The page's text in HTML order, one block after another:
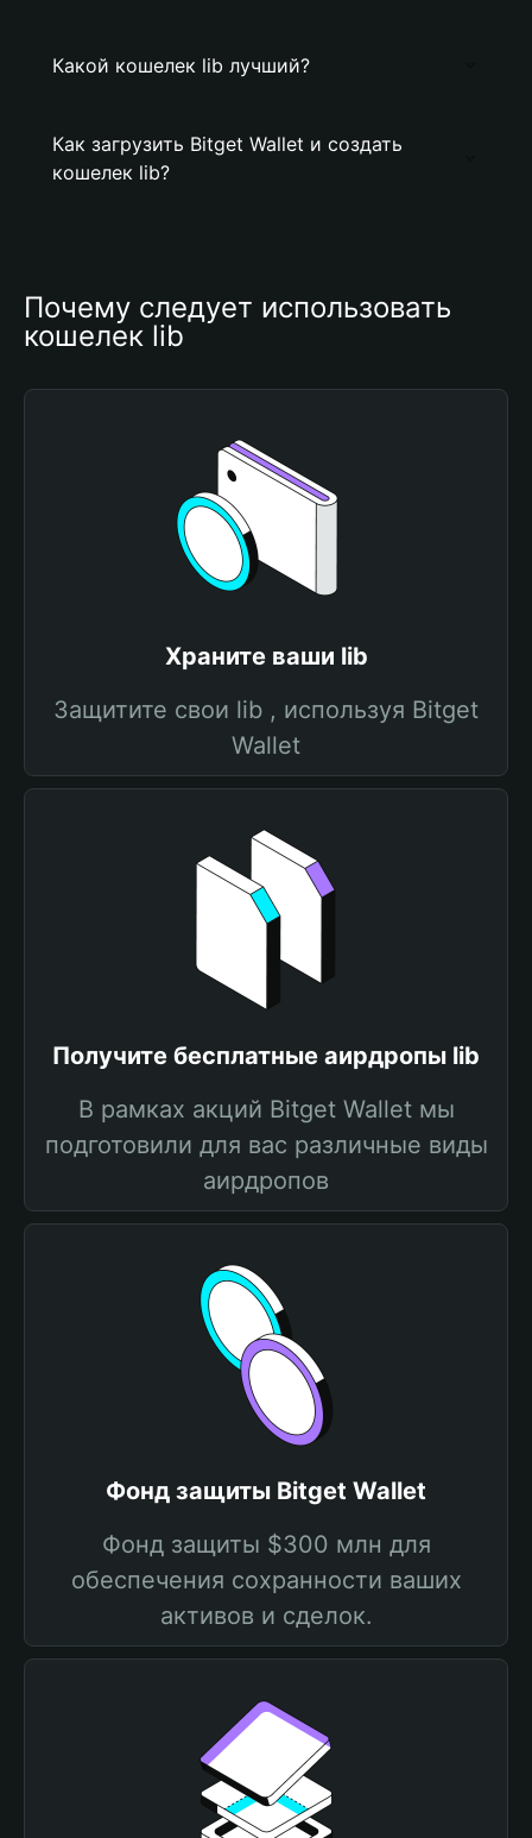
Какой кошелек lib лучший?
Как загрузить Bitget Wallet и создать
кошелек lib?
Почему следует использовать
кошелек lib
Храните ваши lib
Защитите свои lib , используя Bitget
Wallet
Получите бесплатные аирдропы lib
В рамках акций Bitget Wallet мы
подготовили для вас различные виды
аирдропов
Фонд защиты Bitget Wallet
Фонд защиты $300 млн для
обеспечения сохранности ваших
активов и сделок.